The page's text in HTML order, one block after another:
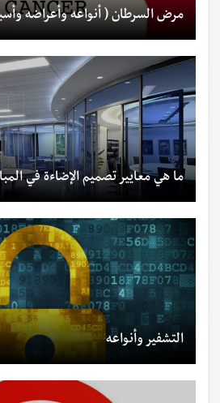
مرض السرطان ( أنواعه وأعراضه
ما هي معايير تصميم الإضاءة في
التشفير وأنواعه